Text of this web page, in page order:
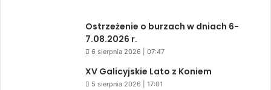
Ostrzeżenie o burzach w dniach 6-
7.08.2026 r.
6 sierpnia 2026 | 07:47
XV Galicyjskie Lato z Koniem
5 sierpnia 2026 | 17:01